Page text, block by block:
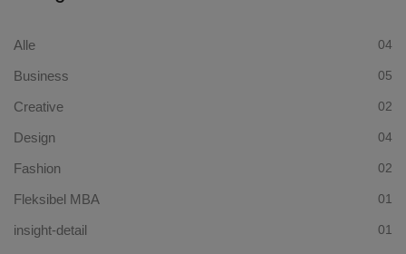
Alle 04
Business 05
Creative 02
Design 04
Fashion 02
Fleksibel MBA 01
insight-detail 01